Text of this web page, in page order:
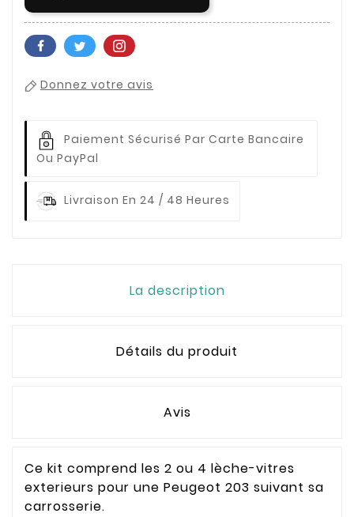
Donnez votre avis
Paiement Sécurisé Par Carte Bancaire
Ou PayPal
Livraison En 24 / 48 Heures
La description
Détails du produit
Avis
Ce kit comprend les 2 ou 4 lèche-vitres
exterieurs pour une Peugeot 203 suivant sa
carrosserie.